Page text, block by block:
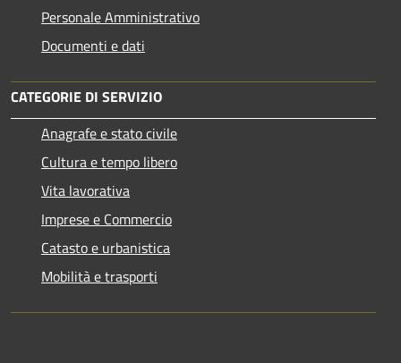
Personale Amministrativo
Documenti e dati
CATEGORIE DI SERVIZIO
Anagrafe e stato civile
Cultura e tempo libero
Vita lavorativa
Imprese e Commercio
Catasto e urbanistica
Mobilità e trasporti